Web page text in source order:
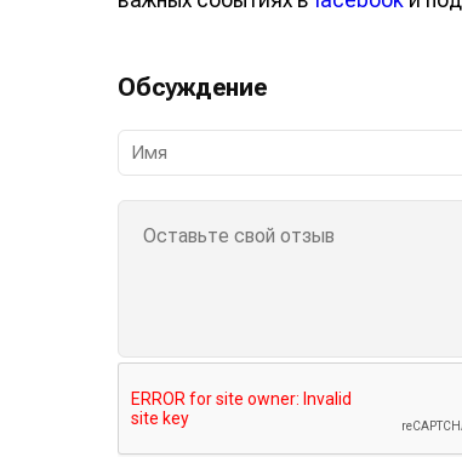
Обсуждение